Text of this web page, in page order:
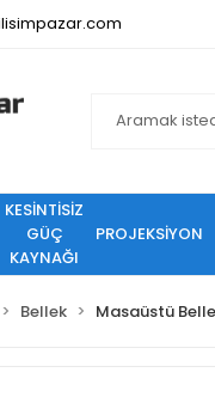
KESİNTİSİZ
GÜÇ
KAYNAĞI
PROJEKSİYON
Bellek Masaüstü